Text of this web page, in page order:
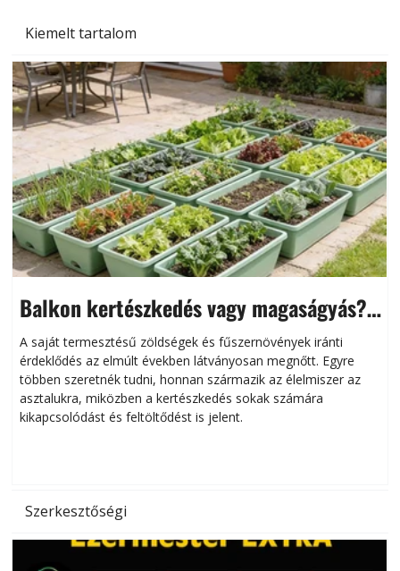
Kiemelt tartalom
Balkon kertészkedés vagy magaságyás?
Helytakarékos kertészkedés
A saját termesztésű zöldségek és fűszernövények iránti
érdeklődés az elmúlt években látványosan megnőtt. Egyre
többen szeretnék tudni, honnan származik az élelmiszer az
asztalukra, miközben a kertészkedés sokak számára
kikapcsolódást és feltöltődést is jelent.
Szerkesztőségi